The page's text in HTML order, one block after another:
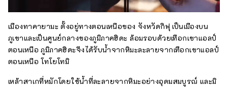
เมืองทาคายามะ ตั้งอยู่ทางตอนเหนือของ จังหวัดกิฟุ เป็นเมืองบน
ภูเขาและเป็นศูนย์กลางของภูมิภาคฮิดะ ล้อมรอบด้วยเทือกเขาแอลป์
ตอนเหนือ ภูมิภาคฮิดะจึงได้รับน้ำจากหิมะละลายจากเทือกเขาแอลป์
ตอนเหนือ โทโยโทมิ
เหล้าสาเกที่หมักโดยใช้น้ำที่ละลายจากหิมะอย่างอุดมสมบูรณ์ และมิ